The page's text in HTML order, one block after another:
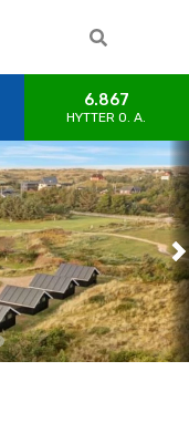
6.867
HYTTER 0. A.